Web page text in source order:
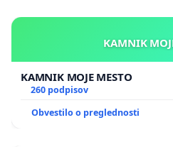
KAMNIK MOJE MESTO
260 podpisov
Obvestilo o preglednosti